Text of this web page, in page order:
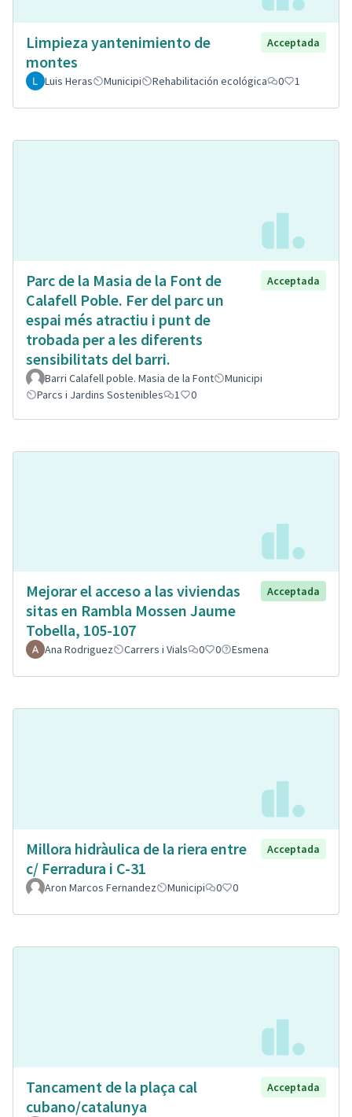
Limpieza yantenimiento de
montes
Acceptada
Luis Heras Municipi Rehabilitación ecológica 0 1
Parc de la Masia de la Font de
Calafell Poble. Fer del parc un
espai més atractiu i punt de
trobada per a les diferents
sensibilitats del barri.
Acceptada
Barri Calafell poble. Masia de la Font
Municipi
Parcs i Jardins Sostenibles
1 0
Mejorar el acceso a las viviendas
sitas en Rambla Mossen Jaume
Tobella, 105-107
Acceptada
Ana Rodriguez Carrers i Vials 0 0 Esmena
Millora hidràulica de la riera entre
c/ Ferradura i C-31
Acceptada
Aron Marcos Fernandez Municipi 0 0
Tancament de la plaça cal
cubano/catalunya
Acceptada